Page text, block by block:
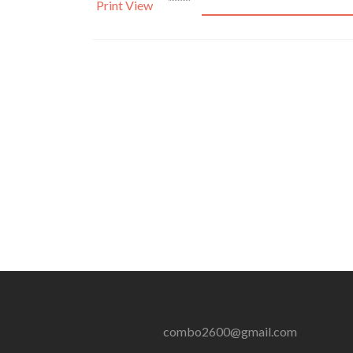
PrintView
combo2600@gmail.com